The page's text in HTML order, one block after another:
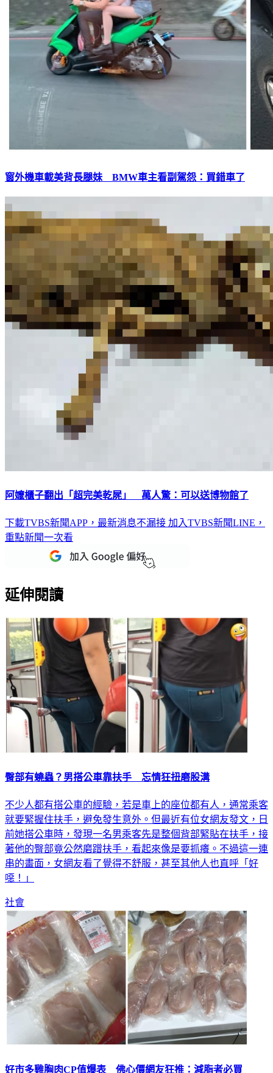
窗外機車載美背長腿妹 BMW車主看副駕怨：買錯車了
阿嬤櫃子翻出「超完美乾屍」 萬人驚：可以送博物館了
下載TVBS新聞APP，最新消息不漏接 加入TVBS新聞LINE，
重點新聞一次看
延伸閱讀
臀部有蟯蟲？男搭公車靠扶手 忘情狂扭磨股溝
不少人都有搭公車的經驗，若是車上的座位都有人，通常乘客
就要緊握住扶手，避免發生意外。但最近有位女網友發文，日
前她搭公車時，發現一名男乘客先是整個背部緊貼在扶手，接
著他的臀部竟公然磨蹭扶手，看起來像是要抓癢。不過這一連
串的畫面，女網友看了覺得不舒服，甚至其他人也直呼「好
噁！」
社會
好市多雞胸肉CP值爆表 佛心價網友狂推：減脂者必買